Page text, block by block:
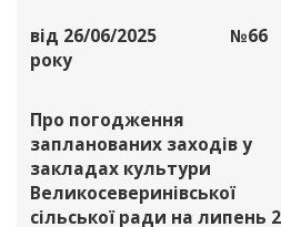
від 26/06/2025
року
№66
Про погодження
запланованих заходів у
закладах культури
Великосеверинівської
сільської ради на липень